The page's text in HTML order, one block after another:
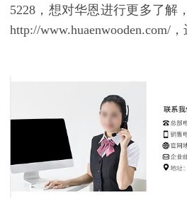
5228，想对华恩进行更多了解
http://www.huaenwooden.com/，